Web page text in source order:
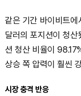
같은 기간 바이비트
달러의 포지션이 청산
션 청산 비율이
상승 쪽 압력이 훨씬
시장 충격 반응